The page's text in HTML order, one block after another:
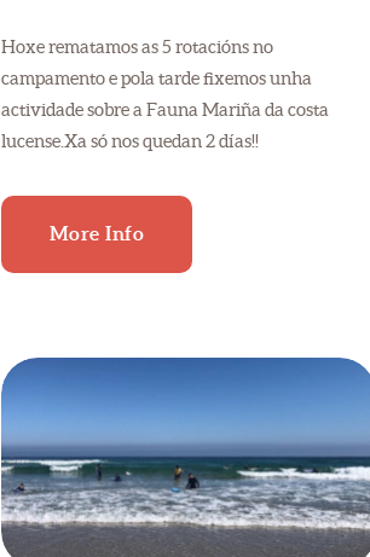
Hoxe rematamos as 5 rotacións no
campamento e pola tarde fixemos unha
actividade sobre a Fauna Mariña da costa
lucense.Xa só nos quedan 2 días!!
More Info